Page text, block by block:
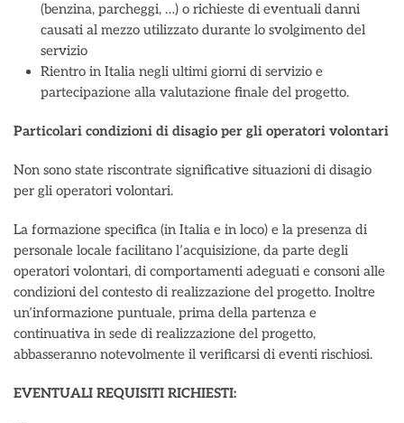
(benzina, parcheggi, …) o richieste di eventuali danni
causati al mezzo utilizzato durante lo svolgimento del
servizio
Rientro in Italia negli ultimi giorni di servizio e
partecipazione alla valutazione finale del progetto.
Particolari condizioni di disagio per gli operatori volontari
Non sono state riscontrate significative situazioni di disagio
per gli operatori volontari.
La formazione specifica (in Italia e in loco) e la presenza di
personale locale facilitano l’acquisizione, da parte degli
operatori volontari, di comportamenti adeguati e consoni alle
condizioni del contesto di realizzazione del progetto. Inoltre
un’informazione puntuale, prima della partenza e
continuativa in sede di realizzazione del progetto,
abbasseranno notevolmente il verificarsi di eventi rischiosi.
EVENTUALI REQUISITI RICHIESTI: